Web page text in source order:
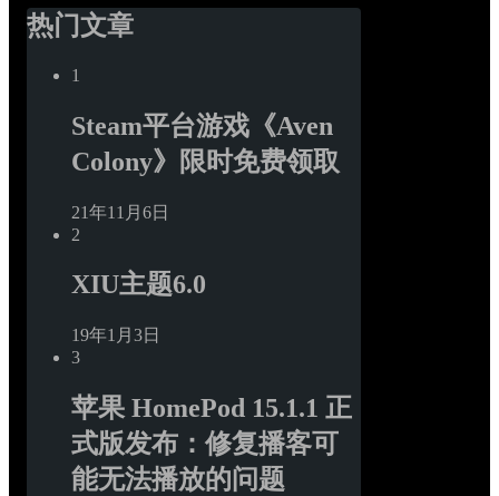
热门文章
1
Steam平台游戏《Aven
Colony》限时免费领取
21年11月6日
2
XIU主题6.0
19年1月3日
3
苹果 HomePod 15.1.1 正
式版发布：修复播客可
能无法播放的问题